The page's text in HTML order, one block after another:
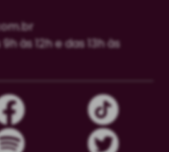
às 12h e das 13h às